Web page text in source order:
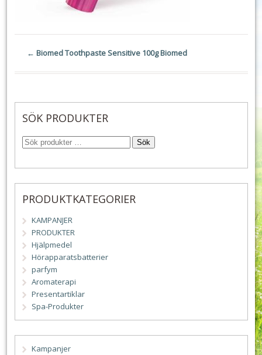
← Biomed Toothpaste Sensitive 100g Biomed
SÖK PRODUKTER
Sök
PRODUKTKATEGORIER
KAMPANJER
PRODUKTER
Hjälpmedel
Hörapparatsbatterier
parfym
Aromaterapi
Presentartiklar
Spa-Produkter
Kampanjer